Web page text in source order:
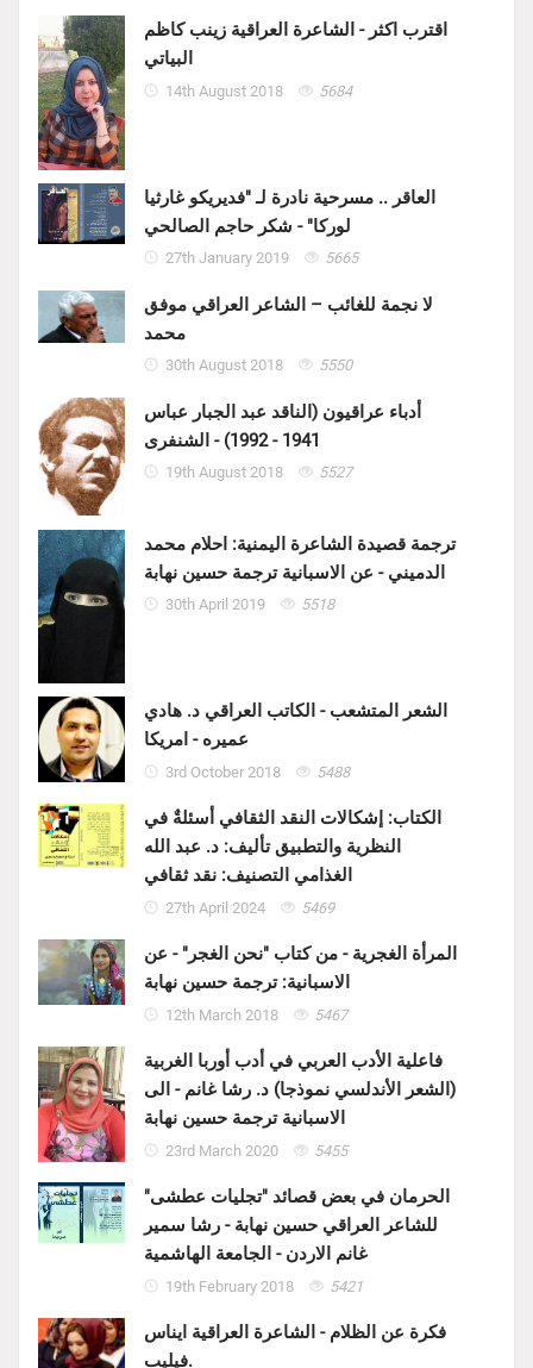
اقترب اكثر - الشاعرة العراقية زينب كاظم
البياتي
14th August 2018 5684
العاقر .. مسرحية نادرة لـ "فديريكو غارثيا
لوركا" - شكر حاجم الصالحي
27th January 2019 5665
لا نجمة للغائب – الشاعر العراقي موفق
محمد
30th August 2018 5550
أدباء عراقيون (الناقد عبد الجبار عباس
1941 - 1992) - الشنفرى
19th August 2018 5527
ترجمة قصيدة الشاعرة اليمنية: احلام محمد
الدميني - عن الاسبانية ترجمة حسين نهابة
30th April 2019 5518
الشعر المتشعب - الكاتب العراقي د. هادي
عميره - امريكا
3rd October 2018 5488
الكتاب: إشكالات النقد الثقافي أسئلةٌ في
النظرية والتطبيق تأليف: د. عبد الله
الغذامي التصنيف: نقد ثقافي
27th April 2024 5469
المرأة الغجرية - من كتاب "نحن الغجر" - عن
الاسبانية: ترجمة حسين نهابة
12th March 2018 5467
فاعلية الأدب العربي في أدب أوربا الغربية
(الشعر الأندلسي نموذجا) د. رشا غانم - الى
الاسبانية ترجمة حسين نهابة
23rd March 2020 5455
الحرمان في بعض قصائد "تجليات عطشى"
للشاعر العراقي حسين نهابة - رشا سمير
غانم الاردن - الجامعة الهاشمية
19th February 2018 5421
فكرة عن الظلام - الشاعرة العراقية ايناس
فيليب.